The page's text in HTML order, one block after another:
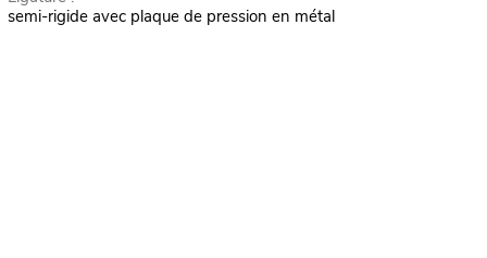
semi-rigide avec plaque de pression en métal